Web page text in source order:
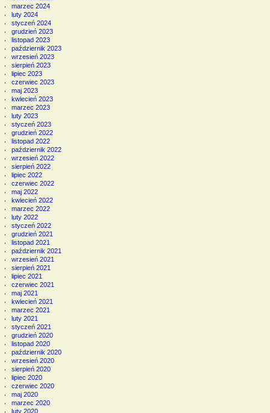
marzec 2024
luty 2024
styczeń 2024
grudzień 2023
listopad 2023
październik 2023
wrzesień 2023
sierpień 2023
lipiec 2023
czerwiec 2023
maj 2023
kwiecień 2023
marzec 2023
luty 2023
styczeń 2023
grudzień 2022
listopad 2022
październik 2022
wrzesień 2022
sierpień 2022
lipiec 2022
czerwiec 2022
maj 2022
kwiecień 2022
marzec 2022
luty 2022
styczeń 2022
grudzień 2021
listopad 2021
październik 2021
wrzesień 2021
sierpień 2021
lipiec 2021
czerwiec 2021
maj 2021
kwiecień 2021
marzec 2021
luty 2021
styczeń 2021
grudzień 2020
listopad 2020
październik 2020
wrzesień 2020
sierpień 2020
lipiec 2020
czerwiec 2020
maj 2020
marzec 2020
luty 2020